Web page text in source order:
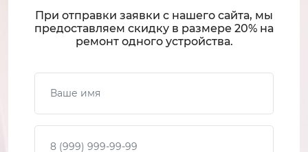
от 2 500 ₽
Царапины
от 1 500 ₽
Треснул экран
от 2 000 ₽
При отправки заявки с нашего сайта, мы
предоставляем скидку в размере 20% на
ремонт одного устройства.
Ваше имя
Ваш телефон